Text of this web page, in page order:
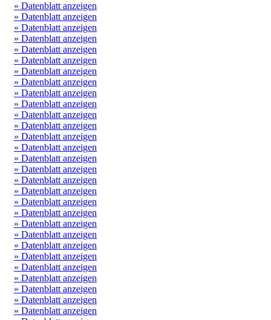
» Datenblatt anzeigen
» Datenblatt anzeigen
» Datenblatt anzeigen
» Datenblatt anzeigen
» Datenblatt anzeigen
» Datenblatt anzeigen
» Datenblatt anzeigen
» Datenblatt anzeigen
» Datenblatt anzeigen
» Datenblatt anzeigen
» Datenblatt anzeigen
» Datenblatt anzeigen
» Datenblatt anzeigen
» Datenblatt anzeigen
» Datenblatt anzeigen
» Datenblatt anzeigen
» Datenblatt anzeigen
» Datenblatt anzeigen
» Datenblatt anzeigen
» Datenblatt anzeigen
» Datenblatt anzeigen
» Datenblatt anzeigen
» Datenblatt anzeigen
» Datenblatt anzeigen
» Datenblatt anzeigen
» Datenblatt anzeigen
» Datenblatt anzeigen
» Datenblatt anzeigen
» Datenblatt anzeigen